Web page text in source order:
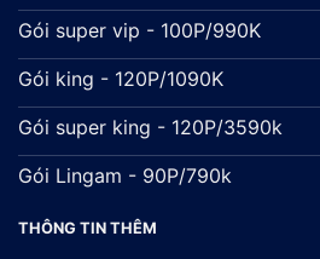
Gói super vip - 100P/990K
Gói king - 120P/1090K
Gói super king - 120P/3590k
Gói Lingam - 90P/790k
THÔNG TIN THÊM